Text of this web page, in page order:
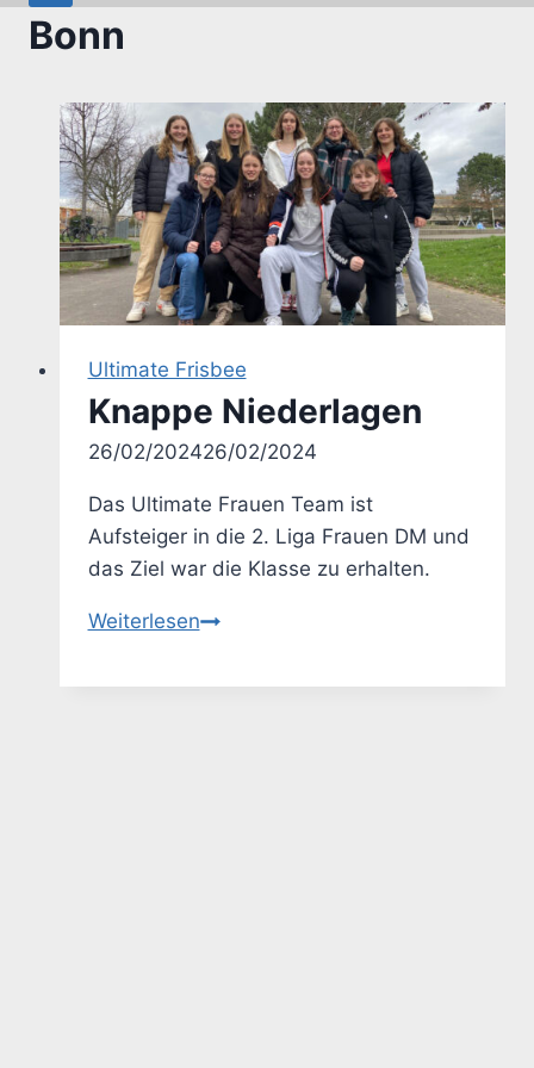
Bonn
Ultimate Frisbee
Knappe Niederlagen
VonUwe
26/02/202426/02/2024
Das Ultimate Frauen Team ist
Aufsteiger in die 2. Liga Frauen DM und
das Ziel war die Klasse zu erhalten.
WeiterlesenKnappe